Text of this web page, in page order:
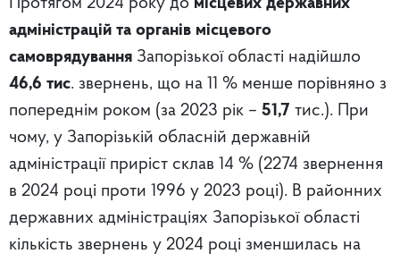
Протягом 2024 року до місцевих державних
адміністрацій та органів місцевого
самоврядування Запорізької області надійшло
46,6 тис. звернень, що на 11 % менше порівняно з
попереднім роком (за 2023 рік – 51,7 тис.). При
чому, у Запорізькій обласній державній
адміністрації приріст склав 14 % (2274 звернення
в 2024 році проти 1996 у 2023 році). В районних
державних адміністраціях Запорізької області
кількість звернень у 2024 році зменшилась на